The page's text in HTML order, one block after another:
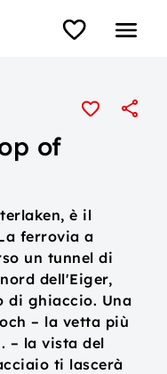
of
è il
ferrovia a
un tunnel di
dell'Eiger,
di ghiaccio. Una
– la vetta più
– la vista del
ti lascerà